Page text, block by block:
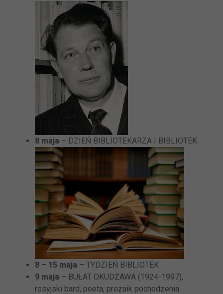
8 maja – DZIEŃ BIBLIOTEKARZA I BIBLIOTEK
8 – 15 maja – TYDZIEŃ BIBLIOTEK
9 maja – BUŁAT OKUDŻAWA (1924-1997),
rosyjski bard, poeta, prozaik pochodzenia